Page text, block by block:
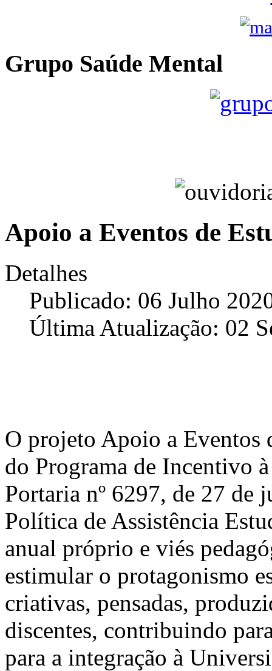
Grupo Saúde Mental
Apoio a Eventos de
Detalhes
Publicado: 06 Julho
Última Atualização: 02
O projeto Apoio a Eventos
do Programa de Incentivo
Portaria nº 6297, de 27 de
Política de Assistência
anual próprio e viés
estimular o protagonismo
criativas, pensadas,
discentes, contribuindo
para a integração à